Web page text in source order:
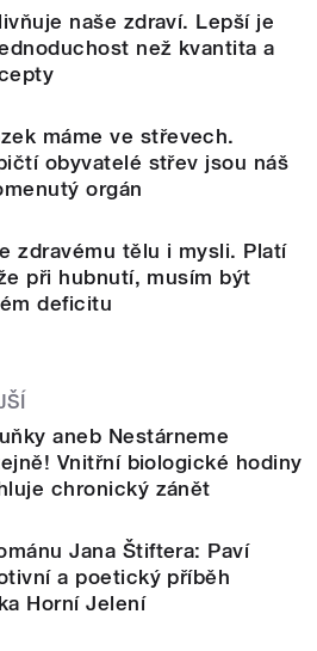
naše zdraví. Lepší je
než kvantita a
máme ve střevech.
obyvatelé střev jsou náš
orgán
zdravému tělu i mysli. Platí
při hubnutí, musím být
deficitu
aneb Nestárneme
Vnitřní biologické hodiny
chronický zánět
Jana Štiftera: Paví
a poetický příběh
Horní Jelení